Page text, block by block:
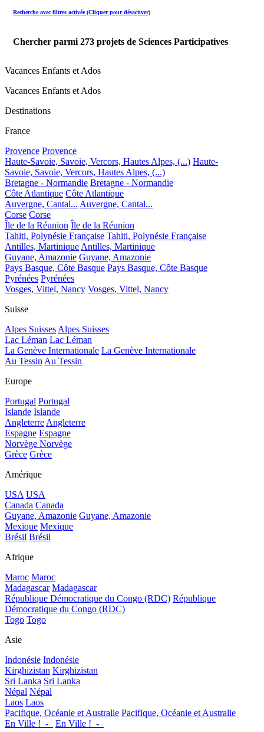
Recherche avec filtres activée (Cliquer pour désactiver)
Chercher parmi 273 projets de Sciences Participatives
Vacances Enfants et Ados
Vacances Enfants et Ados
Destinations
France
Provence Provence
Haute-Savoie, Savoie, Vercors, Hautes Alpes, (...) Haute-
Savoie, Savoie, Vercors, Hautes Alpes, (...)
Bretagne - Normandie Bretagne - Normandie
Côte Atlantique Côte Atlantique
Auvergne, Cantal... Auvergne, Cantal...
Corse Corse
Île de la Réunion Île de la Réunion
Tahiti, Polynésie Française Tahiti, Polynésie Française
Antilles, MartiniqueAntilles, Martinique
Guyane, Amazonie Guyane, Amazonie
Pays Basque, Côte Basque Pays Basque, Côte Basque
Pyrénées Pyrénées
Vosges, Vittel, Nancy Vosges, Vittel, Nancy
Suisse
Alpes SuissesAlpes Suisses
Lac Léman Lac Léman
La Genève Internationale La Genève Internationale
Au TessinAu Tessin
Europe
Portugal Portugal
Islande Islande
AngleterreAngleterre
Espagne Espagne
Norvège Norvège
Grèce Grèce
Amérique
USA USA
Canada Canada
Guyane, Amazonie Guyane, Amazonie
Mexique Mexique
Brésil Brésil
Afrique
Maroc Maroc
Madagascar Madagascar
République Démocratique du Congo (RDC) République
Démocratique du Congo (RDC)
Togo Togo
Asie
Indonésie Indonésie
Kirghizistan Kirghizistan
Sri Lanka Sri Lanka
Népal Népal
Laos Laos
Pacifique, Océanie et Australie Pacifique, Océanie et Australie
En Ville !_-_
En Ville !_-_